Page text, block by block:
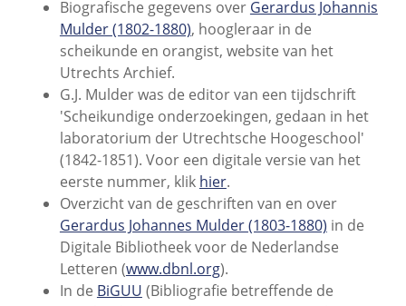
Biografische gegevens over Gerardus Johannis
Mulder (1802-1880), hoogleraar in de
scheikunde en orangist, website van het
Utrechts Archief.
G.J. Mulder was de editor van een tijdschrift
'Scheikundige onderzoekingen, gedaan in het
laboratorium der Utrechtsche Hoogeschool'
(1842-1851). Voor een digitale versie van het
eerste nummer, klik hier.
Overzicht van de geschriften van en over
Gerardus Johannes Mulder (1803-1880) in de
Digitale Bibliotheek voor de Nederlandse
Letteren (www.dbnl.org).
In de BiGUU (Bibliografie betreffende de